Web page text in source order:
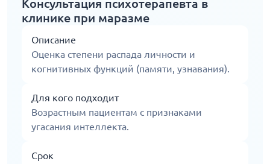
Консультация психотерапевта в
клинике при маразме
Описание
Оценка степени распада личности и
когнитивных функций (памяти, узнавания).
Для кого подходит
Возрастным пациентам с признаками
угасания интеллекта.
Срок